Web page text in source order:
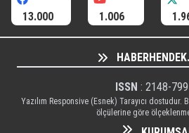
13.000 1.006
ISSN : 2148-
Yazılım Responsive (Esnek) Tarayıcı
ölçülerine göre